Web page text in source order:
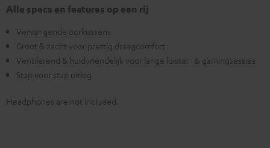
Alle specs en features op een rij
Vervangende oorkussens
Groot & zacht voor prettig draagcomfort
Ventilerend & huidvriendelijk voor lange luister- & gamingsessies
Stap voor stap uitleg
Headphones are not included.